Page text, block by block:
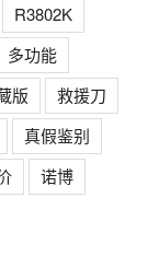
R3802K
多功能
版
救援刀
真假鉴别
诺博